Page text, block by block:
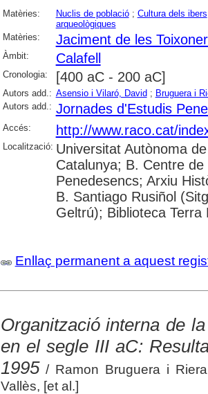
Matèries: Nuclis de població; Cultura dels ibers
arqueològiques
Matèries:
Jaciment de les
Àmbit: Calafell
Cronologia: [400 aC - 200 aC]
Autors add.: Asensio i Vilaró, David ; Bruguera i
Autors add.: Jornades d'Estudis
Accés: http://www.raco.cat/
Localització: Universitat Autònoma
Catalunya; B. Centre
Penedesencs; Arxiu
B. Santiago Rusiñol
Geltrú); Biblioteca
Enllaç permanent a aquest
Organització interna de
en el segle III aC:
1995/ Ramon Bruguera i
Vallès, [et al.]